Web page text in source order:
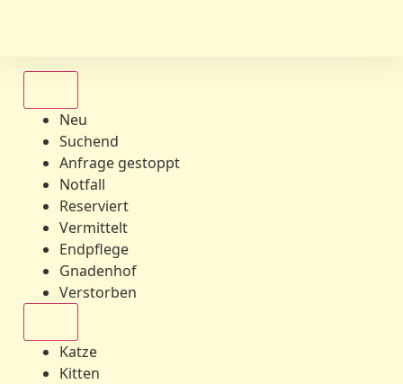
Neu
Suchend
Anfrage gestoppt
Notfall
Reserviert
Vermittelt
Endpflege
Gnadenhof
Verstorben
Katze
Kitten